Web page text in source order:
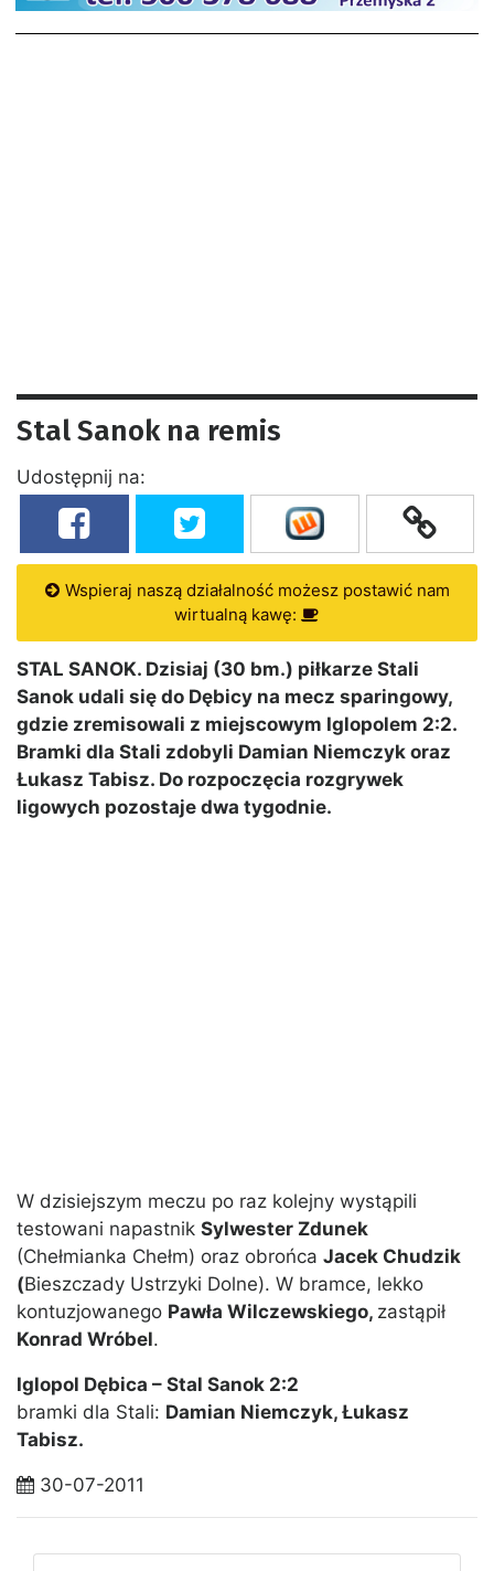
Stal Sanok na remis
Udostępnij na:
Wspieraj naszą działalność możesz postawić nam
wirtualną kawę:
STAL SANOK. Dzisiaj (30 bm.) piłkarze Stali
Sanok udali się do Dębicy na mecz sparingowy,
gdzie zremisowali z miejscowym Iglopolem 2:2.
Bramki dla Stali zdobyli Damian Niemczyk oraz
Łukasz Tabisz. Do rozpoczęcia rozgrywek
ligowych pozostaje dwa tygodnie.
W dzisiejszym meczu po raz kolejny wystąpili
testowani napastnik Sylwester Zdunek
(Chełmianka Chełm) oraz obrońca Jacek Chudzik
(Bieszczady Ustrzyki Dolne). W bramce, lekko
kontuzjowanego Pawła Wilczewskiego, zastąpił
Konrad Wróbel.
Iglopol Dębica – Stal Sanok 2:2
bramki dla Stali: Damian Niemczyk, Łukasz
Tabisz.
30-07-2011